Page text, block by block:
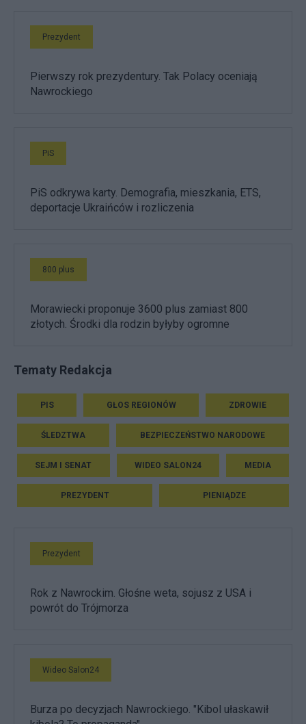
Prezydent
Pierwszy rok prezydentury. Tak Polacy oceniają
Nawrockiego
PiS
PiS odkrywa karty. Demografia, mieszkania, ETS,
deportacje Ukraińców i rozliczenia
800 plus
Morawiecki proponuje 3600 plus zamiast 800
złotych. Środki dla rodzin byłyby ogromne
Tematy Redakcja
PIS GŁOS REGIONÓW ZDROWIE
ŚLEDZTWA BEZPIECZEŃSTWO NARODOWE
SEJM I SENAT WIDEO SALON24 MEDIA
PREZYDENT PIENIĄDZE
Prezydent
Rok z Nawrockim. Głośne weta, sojusz z USA i
powrót do Trójmorza
Wideo Salon24
Burza po decyzjach Nawrockiego. "Kibol ułaskawił